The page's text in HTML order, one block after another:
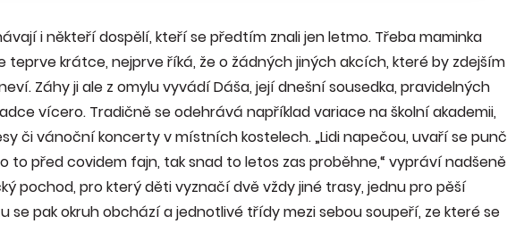
i někteří dospělí, kteří se předtím znali jen letmo. Třeba maminka
teprve krátce, nejprve říká, že o žádných jiných akcích, které by zdejším
Záhy ji ale z omylu vyvádí Dáša, její dnešní sousedka, pravidelných
vícero. Tradičně se odehrává například variace na školní akademii,
či vánoční koncerty v místních kostelech. „Lidi napečou, uvaří se punč
to před covidem fajn, tak snad to letos zas proběhne,“ vypráví nadšeně
pochod, pro který děti vyznačí dvě vždy jiné trasy, jednu pro pěší
se pak okruh obchází a jednotlivé třídy mezi sebou soupeří, ze které se